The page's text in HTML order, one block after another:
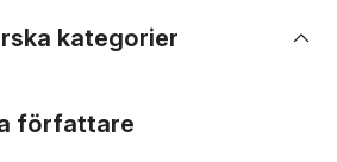
kategorier
författare